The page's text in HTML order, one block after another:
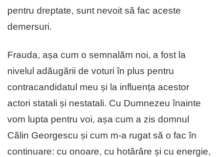
pentru dreptate, sunt nevoit să fac aceste
demersuri.
Frauda, așa cum o semnalăm noi, a fost la
nivelul adăugării de voturi în plus pentru
contracandidatul meu și la influența acestor
actori statali și nestatali. Cu Dumnezeu înainte
vom lupta pentru voi, așa cum a zis domnul
Călin Georgescu și cum m-a rugat să o fac în
continuare: cu onoare, cu hotărâre și cu energie,